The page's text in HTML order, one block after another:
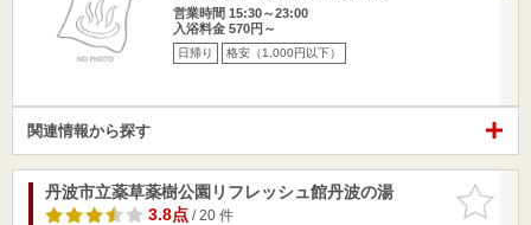
営業時間 15:30～23:00
入浴料金 570円～
日帰り 格安（1,000円以下）
関連情報から探す
お気に入
りに追加
丹波市立薬草薬樹公園リフレッシュ館丹波の湯
3.8点/ 20 件